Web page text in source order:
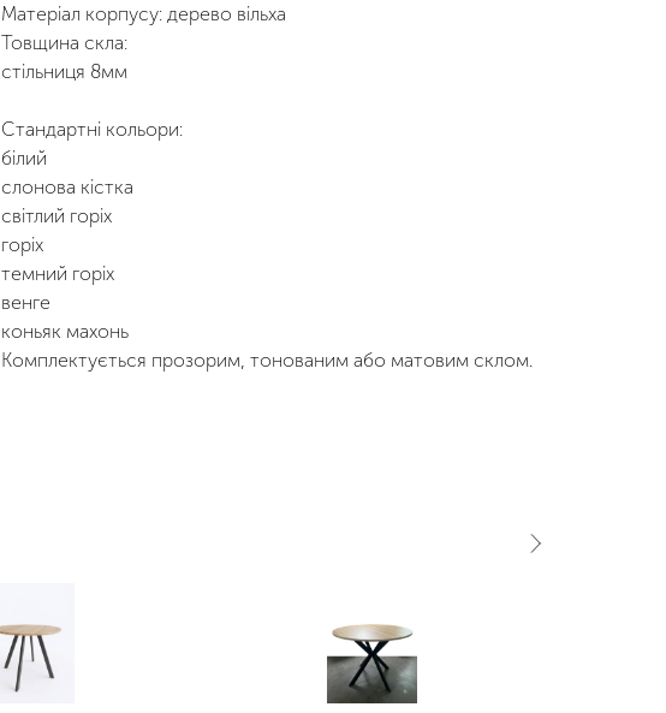
Матеріал корпусу: дерево вільха
Товщина скла:
стільниця 8мм
Стандартні кольори:
білий
слонова кістка
світлий горіх
горіх
темний горіх
венге
коньяк махонь
Комплектується прозорим, тонованим або матовим склом.